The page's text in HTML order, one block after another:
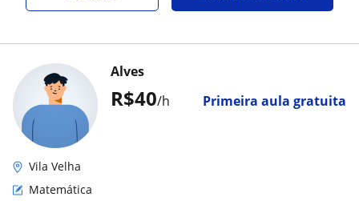
R$40/h Primeira aula gratuita
Alves
Vila Velha
Matemática